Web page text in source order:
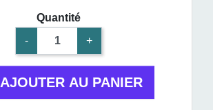
Quantité
-
+
AJOUTER AU PANIER